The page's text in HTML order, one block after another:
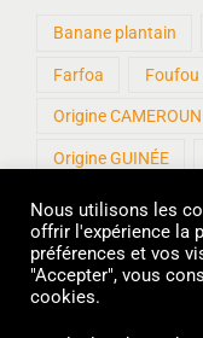
Banane plantain
Farfoa Foufou
Origine CAMEROUN
Origine GUINÉE
Patisen
sans Gluten
Nous utilisons les
offrir l'expérience la
préférences et vos
"Accepter", vous
cookies.